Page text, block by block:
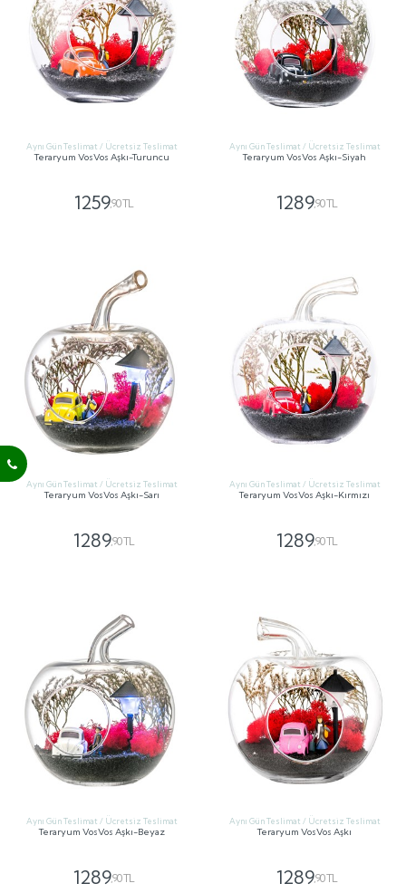
Aynı Gün Teslimat / Ücretsiz Teslimat
Teraryum VosVos Aşkı-Turuncu
1259,90 TL
Aynı Gün Teslimat / Ücretsiz Teslimat
Teraryum VosVos Aşkı-Siyah
1289,90 TL
Aynı Gün Teslimat / Ücretsiz Teslimat
Teraryum VosVos Aşkı-Sarı
1289,90 TL
Aynı Gün Teslimat / Ücretsiz Teslimat
Teraryum VosVos Aşkı-Kırmızı
1289,90 TL
Aynı Gün Teslimat / Ücretsiz Teslimat
Teraryum VosVos Aşkı-Beyaz
1289,90 TL
Aynı Gün Teslimat / Ücretsiz Teslimat
Teraryum VosVos Aşkı
1289,90 TL